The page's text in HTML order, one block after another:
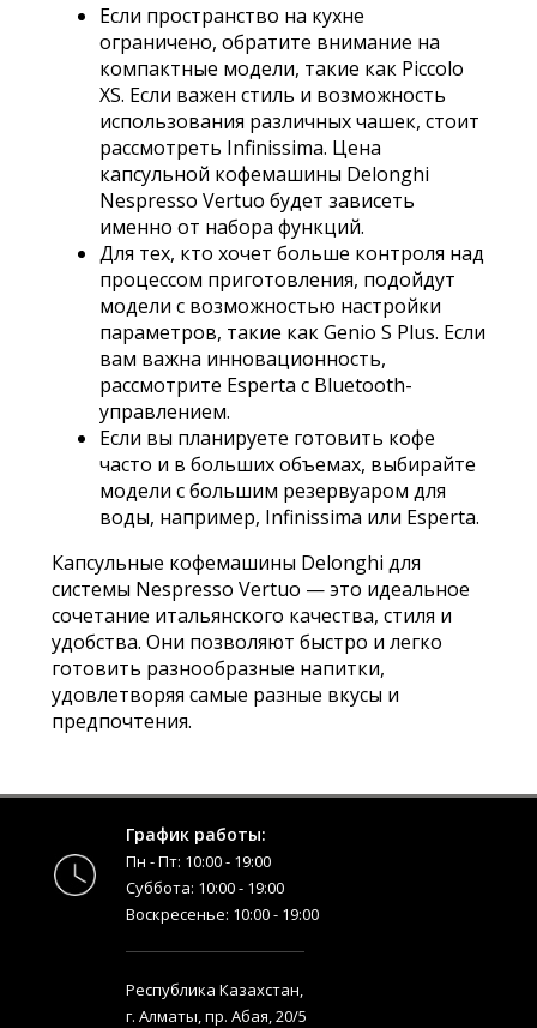
Если пространство на кухне
ограничено, обратите внимание на
компактные модели, такие как Piccolo
XS. Если важен стиль и возможность
использования различных чашек, стоит
рассмотреть Infinissima. Цена
капсульной кофемашины Delonghi
Nespresso Vertuo будет зависеть
именно от набора функций.
Для тех, кто хочет больше контроля над
процессом приготовления, подойдут
модели с возможностью настройки
параметров, такие как Genio S Plus. Если
вам важна инновационность,
рассмотрите Esperta с Bluetooth-
управлением.
Если вы планируете готовить кофе
часто и в больших объемах, выбирайте
модели с большим резервуаром для
воды, например, Infinissima или Esperta.
Капсульные кофемашины Delonghi для
системы Nespresso Vertuo — это идеальное
сочетание итальянского качества, стиля и
удобства. Они позволяют быстро и легко
готовить разнообразные напитки,
удовлетворяя самые разные вкусы и
предпочтения.
График работы:
Пн - Пт: 10:00 - 19:00
Суббота: 10:00 - 19:00
Воскресенье: 10:00 - 19:00
Республика Казахстан,
г. Алматы, пр. Абая, 20/5